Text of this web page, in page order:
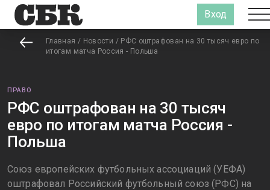
Вход
Главная / Новости / РФС оштрафован на 30 тысяч евро по
итогам матча Россия - Польша
ПРАВО
РФС оштрафован на 30 тысяч
евро по итогам матча Россия -
Польша
Союз европейских футбольных ассоциаций (УЕФА)
оштрафовал Российский футбольный союз (РФС) на